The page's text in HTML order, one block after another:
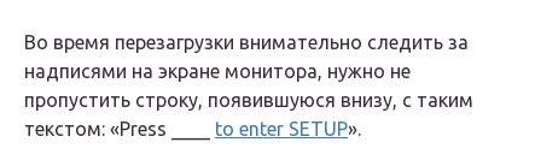
Во время перезагрузки внимательно следить за
надписями на экране монитора, нужно не
пропустить строку, появившуюся внизу, с таким
текстом: «Press ____ to enter SETUP».